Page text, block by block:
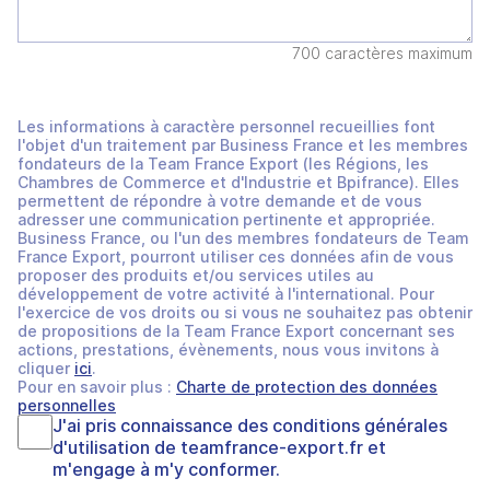
700 caractères maximum
Les informations à caractère personnel recueillies font
l'objet d'un traitement par Business France et les membres
fondateurs de la Team France Export (les Régions, les
Chambres de Commerce et d'Industrie et Bpifrance). Elles
permettent de répondre à votre demande et de vous
adresser une communication pertinente et appropriée.
Business France, ou l'un des membres fondateurs de Team
France Export, pourront utiliser ces données afin de vous
proposer des produits et/ou services utiles au
développement de votre activité à l'international. Pour
l'exercice de vos droits ou si vous ne souhaitez pas obtenir
de propositions de la Team France Export concernant ses
actions, prestations, évènements, nous vous invitons à
cliquer ici.
Pour en savoir plus : Charte de protection des données
personnelles
J'ai pris connaissance des conditions générales
d'utilisation de teamfrance-export.fr et
m'engage à m'y conformer.